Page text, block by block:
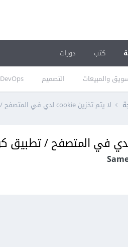
والمبيعات التصميم DevOps
كتب دورات
لا يتم تخزين cookie لدي في المتصفح / تطبيق كوردوفا